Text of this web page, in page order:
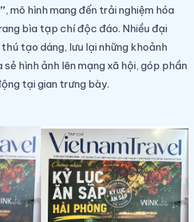
, mô hình mang đến trải nghiệm hóa
bìa tạp chí độc đáo. Nhiều đại
tạo dáng, lưu lại những khoảnh
hình ảnh lên mạng xã hội, góp phần
tại gian trưng bày.